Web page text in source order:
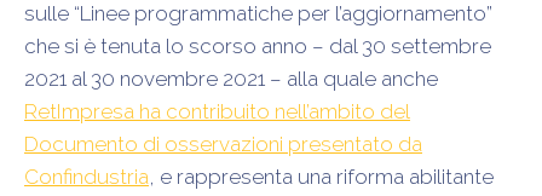
sulle “Linee programmatiche per l’aggiornamento”
che si è tenuta lo scorso anno – dal 30 settembre
2021 al 30 novembre 2021 – alla quale anche
RetImpresa ha contribuito nell’ambito del
Documento di osservazioni presentato da
Confindustria, e rappresenta una riforma abilitante